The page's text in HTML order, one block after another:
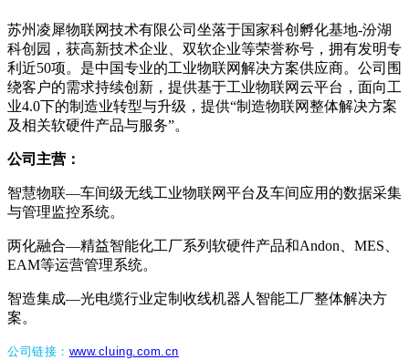
苏州凌犀物联网技术有限公司坐落于国家科创孵化基地-汾湖
科创园，获高新技术企业、双软企业等荣誉称号，拥有发明专
利近50项。是中国专业的工业物联网解决方案供应商。公司围
绕客户的需求持续创新，提供基于工业物联网云平台，面向工
业4.0下的制造业转型与升级，提供“制造物联网整体解决方案
及相关软硬件产品与服务”。
公司主营：
智慧物联—车间级无线工业物联网平台及车间应用的数据采集
与管理监控系统。
两化融合—精益智能化工厂系列软硬件产品和Andon、MES、
EAM等运营管理系统。
智造集成—光电缆行业定制收线机器人智能工厂整体解决方
案。
公司链接： www.cluing.com.cn